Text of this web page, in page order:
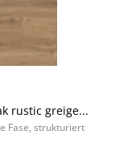
rustic greige...
Fase, strukturiert